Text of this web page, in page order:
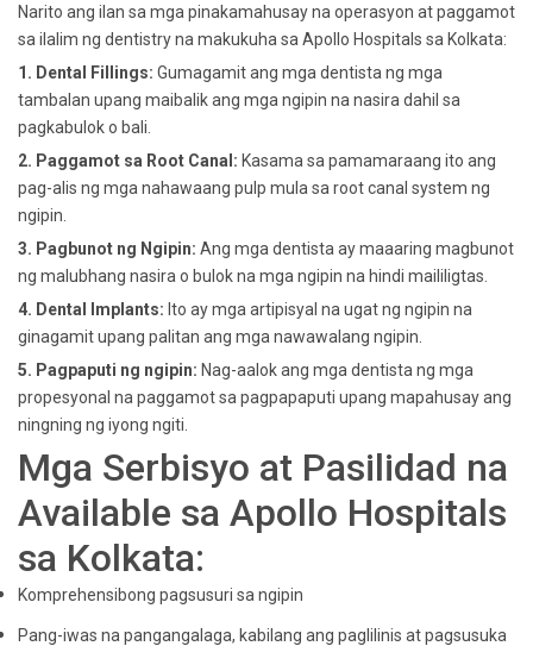
Narito ang ilan sa mga pinakamahusay na operasyon at paggamot
sa ilalim ng dentistry na makukuha sa Apollo Hospitals sa Kolkata:
1. Dental Fillings: Gumagamit ang mga dentista ng mga
tambalan upang maibalik ang mga ngipin na nasira dahil sa
pagkabulok o bali.
2. Paggamot sa Root Canal: Kasama sa pamamaraang ito ang
pag-alis ng mga nahawaang pulp mula sa root canal system ng
ngipin.
3. Pagbunot ng Ngipin: Ang mga dentista ay maaaring magbunot
ng malubhang nasira o bulok na mga ngipin na hindi maililigtas.
4. Dental Implants: Ito ay mga artipisyal na ugat ng ngipin na
ginagamit upang palitan ang mga nawawalang ngipin.
5. Pagpaputi ng ngipin: Nag-aalok ang mga dentista ng mga
propesyonal na paggamot sa pagpapaputi upang mapahusay ang
ningning ng iyong ngiti.
Mga Serbisyo at Pasilidad na
Available sa Apollo Hospitals
sa Kolkata:
Komprehensibong pagsusuri sa ngipin
Pang-iwas na pangangalaga, kabilang ang paglilinis at pagsusuka